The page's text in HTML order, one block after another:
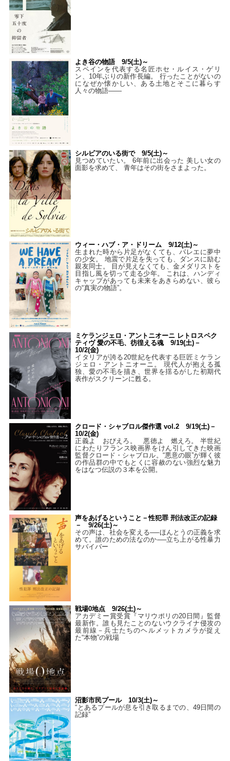
よき谷の物語 9/5(土)～
スペインを代表する名匠ホセ・ルイス・ゲリ
ン、10年ぶりの新作長編。 行ったことがないの
になぜか懐かしい、ある土地とそこに暮らす
人々の物語――
シルビアのいる街で 9/5(土)～
見つめていたい。 6年前に出会った 美しい女の
面影を求めて、 青年はその街をさまよった。
ウィー・ハブ・ア・ドリーム 9/12(土)～
生まれた時から片足がなくても、バレエに夢中
の少女。 地震で片足を失っても、ダンスに励む
親友同士。 目が見えなくても、金メダリストを
目指し風を切って走る少年。 これは、ハンディ
キャップがあっても未来をあきらめない、彼ら
の“真実の物語”。
ミケランジェロ・アントニオーニ レトロスペク
ティヴ 愛の不毛、彷徨える魂 9/19(土)－
10/2(金)
イタリアが誇る20世紀を代表する巨匠ミケラン
ジェロ・アントニオーニ。 現代人が抱える孤
独、愛の不毛を描き、世界を揺るがした初期代
表作がスクリーンに甦る。
クロード・シャブロル傑作選 vol.2 9/19(土)－
10/2(金)
正義よ おびえろ。 悪徳よ 燃えろ。 半世紀
にわたりフランス映画界をけん引してきた映画
監督クロード・シャブロル。“悪意の眼”が輝く彼
の作品群の中でもとくに容赦のない強烈な魅力
をはなつ伝説の３本を公開。
声をあげるということ－性犯罪 刑法改正の記録
－ 9/26(土)～
その声は、社会を変える──ほんとうの正義を求
めて。誰のための法なのか──立ち上がる性暴力
サバイバー
戦場0地点 9/26(土)～
アカデミー賞受賞『マリウポリの20日間』監督
最新作。誰も見たことのないウクライナ侵攻の
最前線－兵士たちのヘルメットカメラが捉え
た“本物”の戦場
沼影市民プール 10/3(土)～
“とあるプールが息を引き取るまでの、49日間の
記録”